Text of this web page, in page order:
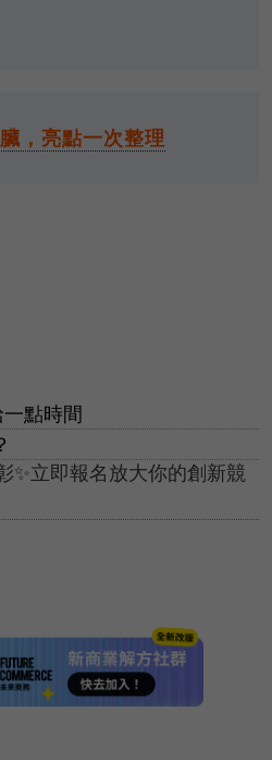
，亮點一次整理
點時間
✨立即報名放大你的創新競